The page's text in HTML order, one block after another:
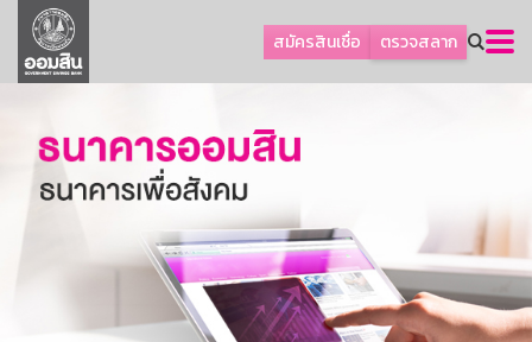
สมัครสินเชื่อ ตรวจสลาก
ลูกค้าธุรกิจ
ลูกค้าผู้ประกอบรายย่อย
ออมเพื่อสุข
เกี่ยวกับธนาคาร
การพัฒนาที่ยั่งยืน
บริการทางการเงิน